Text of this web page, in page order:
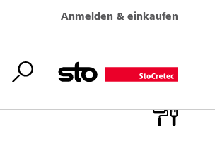
Anmelden & einkaufen